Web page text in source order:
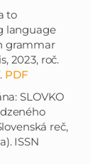
to
language
grammar
2023, roč.
PDF
SLOVKO
reč,
ISSN